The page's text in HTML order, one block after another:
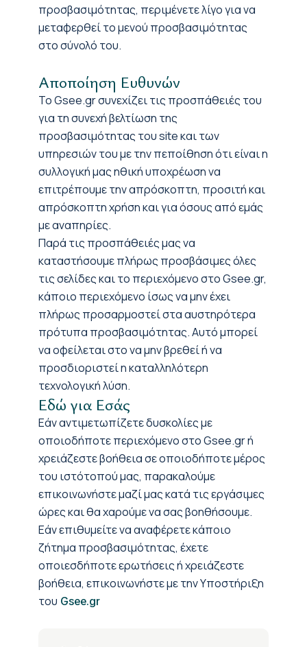
προσβασιμότητας, περιμένετε λίγο για να
μεταφερθεί το μενού προσβασιμότητας
στο σύνολό του.
Αποποίηση Ευθυνών
Το Gsee.gr συνεχίζει τις προσπάθειές του
για τη συνεχή βελτίωση της
προσβασιμότητας του site και των
υπηρεσιών του με την πεποίθηση ότι είναι η
συλλογική μας ηθική υποχρέωση να
επιτρέπουμε την απρόσκοπτη, προσιτή και
απρόσκοπτη χρήση και για όσους από εμάς
με αναπηρίες.
Παρά τις προσπάθειές μας να
καταστήσουμε πλήρως προσβάσιμες όλες
τις σελίδες και το περιεχόμενο στο Gsee.gr,
κάποιο περιεχόμενο ίσως να μην έχει
πλήρως προσαρμοστεί στα αυστηρότερα
πρότυπα προσβασιμότητας. Αυτό μπορεί
να οφείλεται στο να μην βρεθεί ή να
προσδιοριστεί η καταλληλότερη
τεχνολογική λύση.
Εδώ για Εσάς
Εάν αντιμετωπίζετε δυσκολίες με
οποιοδήποτε περιεχόμενο στο Gsee.gr ή
χρειάζεστε βοήθεια σε οποιοδήποτε μέρος
του ιστότοπού μας, παρακαλούμε
επικοινωνήστε μαζί μας κατά τις εργάσιμες
ώρες και θα χαρούμε να σας βοηθήσουμε.
Εάν επιθυμείτε να αναφέρετε κάποιο
ζήτημα προσβασιμότητας, έχετε
οποιεσδήποτε ερωτήσεις ή χρειάζεστε
βοήθεια, επικοινωνήστε με την Υποστήριξη
του Gsee.gr